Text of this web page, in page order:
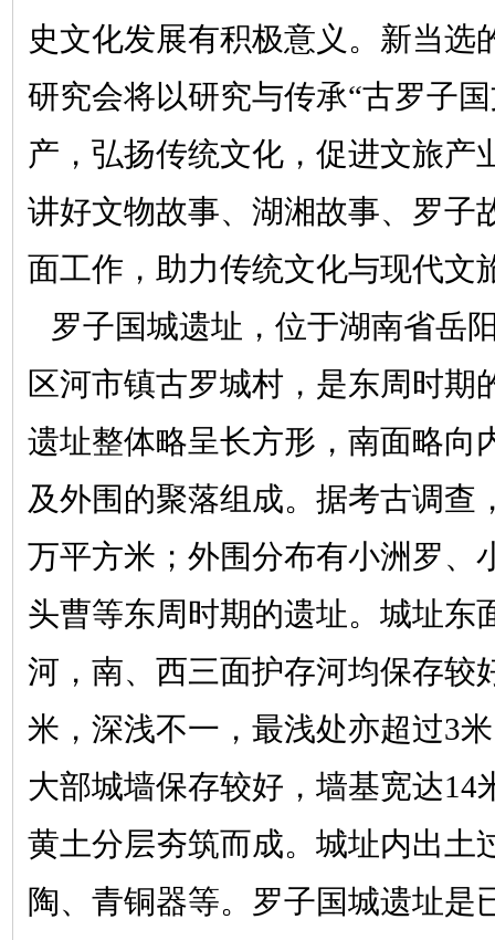
史文化发展有积极意义。新当选
研究会将以研究与传承“古罗子
产，弘扬传统文化，促进文旅产
讲好文物故事、湖湘故事、罗子
面工作，助力传统文化与现代文
罗子国城遗址，位于湖南省岳
区河市镇古罗城村，是东周时期
遗址整体略呈长方形，南面略向
及外围的聚落组成。据考古调查
万平方米；外围分布有小洲罗、
头曹等东周时期的遗址。城址东
河，南、西三面护存河均保存较
米，深浅不一，最浅处亦超过3
大部城墙保存较好，墙基宽达14
黄土分层夯筑而成。城址内出土
陶、青铜器等。罗子国城遗址是